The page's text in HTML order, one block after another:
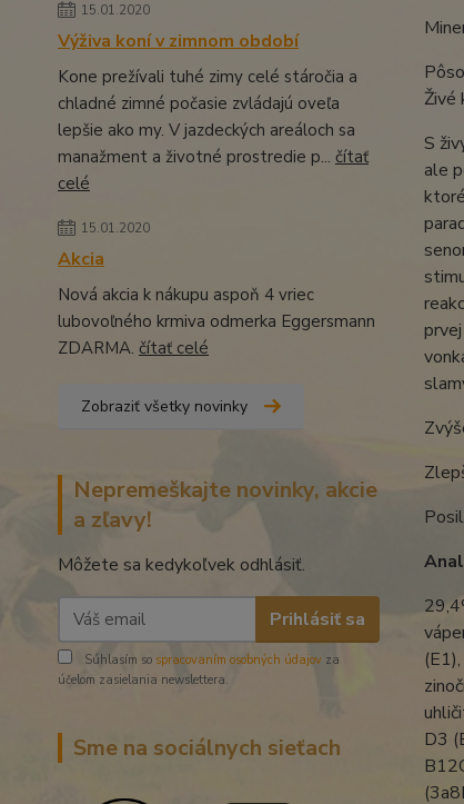
15.01.2020
Výživa koní v zimnom období
Kone prežívali tuhé zimy celé stáročia a
chladné zimné počasie zvládajú oveľa
lepšie ako my. V jazdeckých areáloch sa
manažment a životné prostredie p... čítať
celé
15.01.2020
Akcia
Nová akcia k nákupu aspoň 4 vriec
lubovoľného krmiva odmerka Eggersmann
ZDARMA. čítať celé
Zobraziť všetky novinky
Nepremeškajte novinky, akcie
a zľavy!
Môžete sa kedykoľvek odhlásiť.
Prihlásiť sa
Súhlasím so spracovaním osobných údajov za
účelom zasielania newslettera.
Sme na sociálnych sieťach
Živé
S
ale
D3